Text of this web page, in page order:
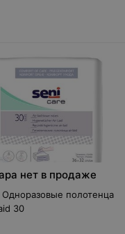
нет в продаже
Одноразовые полотенца
30